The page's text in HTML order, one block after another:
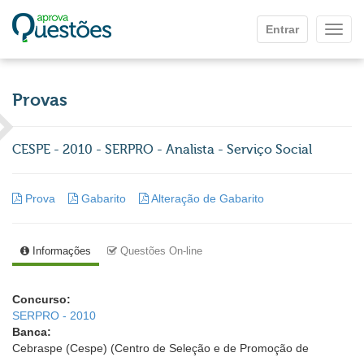
Entrar
Provas
CESPE - 2010 - SERPRO - Analista - Serviço Social
Prova Gabarito Alteração de Gabarito
Informações Questões On-line
Concurso:
SERPRO - 2010
Banca:
Cebraspe (Cespe) (Centro de Seleção e de Promoção de